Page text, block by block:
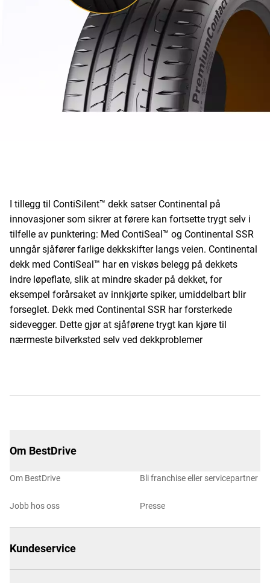
I tillegg til ContiSilent™ dekk satser Continental på
innovasjoner som sikrer at førere kan fortsette trygt selv i
tilfelle av punktering: Med ContiSeal™ og Continental SSR
unngår sjåfører farlige dekkskifter langs veien. Continental
dekk med ContiSeal™ har en viskøs belegg på dekkets
indre løpeflate, slik at mindre skader på dekket, for
eksempel forårsaket av innkjørte spiker, umiddelbart blir
forseglet. Dekk med Continental SSR har forsterkede
sidevegger. Dette gjør at sjåførene trygt kan kjøre til
nærmeste bilverksted selv ved dekkproblemer
Om BestDrive
Om BestDrive
Jobb hos oss
Bli franchise eller servicepartner
Presse
Kundeservice